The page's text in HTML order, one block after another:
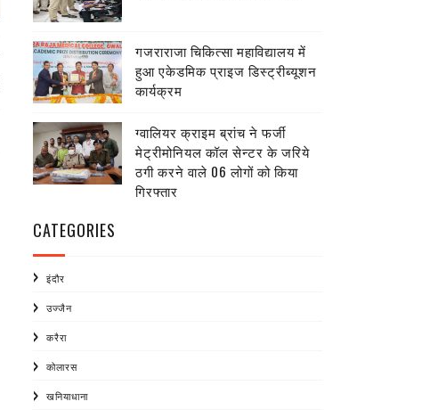
गजराराजा चिकित्सा महाविद्यालय में
हुआ एकेडमिक प्राइज डिस्ट्रीब्यूशन
कार्यक्रम
ग्वालियर क्राइम ब्रांच ने फर्जी
मेट्रीमोनियल कॉल सेन्टर के जरिये
ठगी करने वाले 06 लोगों को किया
गिरफ्तार
CATEGORIES
इंदौर
उज्जैन
करैरा
कोलारस
खनियाधाना